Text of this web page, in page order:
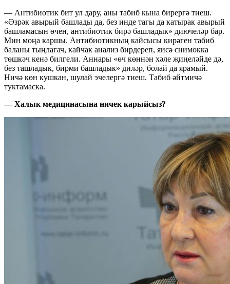
— Антибиотик бит ул дару, аны табиб кына бирергә тиеш.
«Әзрәк авырый башлады да, без инде тагы да катырак авырый
башламасын өчен, антибиотик бирә башладык» диючеләр бар.
Мин моңа каршы. Антибиотикның кайсысы кирәген табиб
баланы тыңлагач, кайчак анализ бирдереп, яисә снимокка
төшкәч кенә билгели. Аннары «өч көннән хәле җиңеләйде дә,
без ташладык, бирми башладык» диләр, болай да ярамый.
Ничә көн кушкан, шулай эчелергә тиеш. Табиб әйтмичә
туктамаска.
— Халык медицинасына ничек карыйсыз?